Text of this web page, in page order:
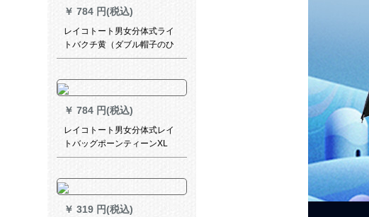
￥ 784 円(税込)
レイコトート男女分体式ライ
トバクチ黄（ダブル帽子のひ
さが取り外せる可能性があり
￥ 784 円(税込)
レイコトート男女分体式レイ
トバッグポーンティーンXL
￥ 319 円(税込)